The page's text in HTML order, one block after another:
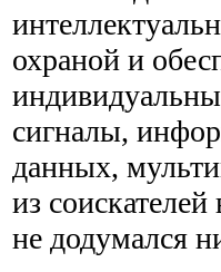
охраной и
сигналы,
данных,
из
не додумался